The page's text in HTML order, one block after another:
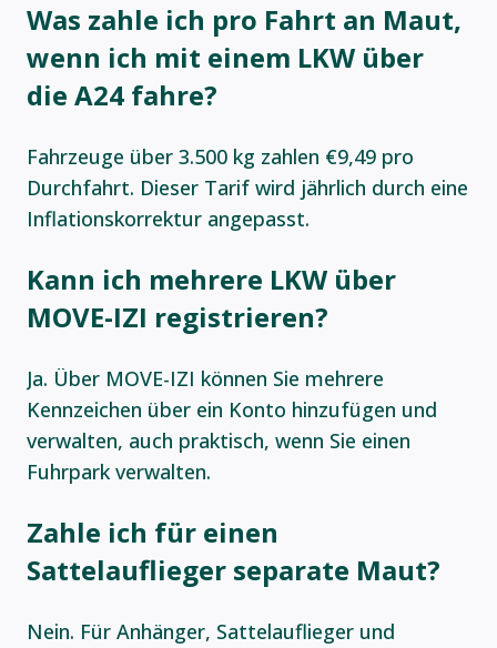
Was zahle ich pro Fahrt an Maut,
wenn ich mit einem LKW über
die A24 fahre?
Fahrzeuge über 3.500 kg zahlen €9,49 pro
Durchfahrt. Dieser Tarif wird jährlich durch eine
Inflationskorrektur angepasst.
Kann ich mehrere LKW über
MOVE-IZI registrieren?
Ja. Über MOVE-IZI können Sie mehrere
Kennzeichen über ein Konto hinzufügen und
verwalten, auch praktisch, wenn Sie einen
Fuhrpark verwalten.
Zahle ich für einen
Sattelauflieger separate Maut?
Nein. Für Anhänger, Sattelauflieger und